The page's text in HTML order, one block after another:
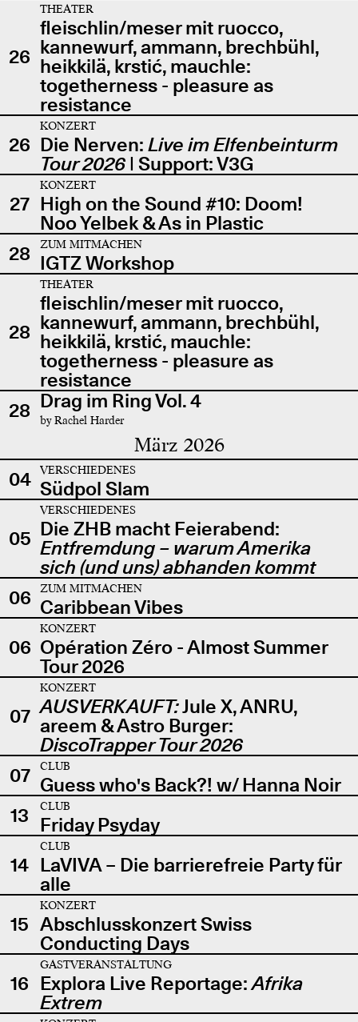
26
THEATER
fleischlin/meser mit ruocco,
kannewurf, ammann, brechbühl,
heikkilä, krstić, mauchle:
togetherness - pleasure as
resistance
26
KONZERT
Die Nerven: Live im Elfenbeinturm
Tour 2026| Support: V3G
27
KONZERT
High on the Sound #10: Doom!
Noo Yelbek & As in Plastic
28
ZUM MITMACHEN
IGTZ Workshop
28
THEATER
fleischlin/meser mit ruocco,
kannewurf, ammann, brechbühl,
heikkilä, krstić, mauchle:
togetherness - pleasure as
resistance
28 Drag im Ring Vol. 4
by Rachel Harder
März 2026
04 VERSCHIEDENES
Südpol Slam
05
VERSCHIEDENES
Die ZHB macht Feierabend:
Entfremdung – warum Amerika
sich (und uns) abhanden kommt
06
ZUM MITMACHEN
Caribbean Vibes
06
KONZERT
Opération Zéro - Almost Summer
Tour 2026
07
KONZERT
AUSVERKAUFT:Jule X, ANRU,
areem & Astro Burger:
DiscoTrapper Tour 2026
07
CLUB
Guess who's Back?! w/ Hanna Noir
13
CLUB
Friday Psyday
14
CLUB
LaVIVA – Die barrierefreie Party für
alle
15
KONZERT
Abschlusskonzert Swiss
Conducting Days
16
GASTVERANSTALTUNG
Explora Live Reportage:Afrika
Extrem